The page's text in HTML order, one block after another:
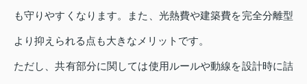
も守りやすくなります。また、光熱費や建築費を完全分離型
より抑えられる点も大きなメリットです。
ただし、共有部分に関しては使用ルールや動線を設計時に詰